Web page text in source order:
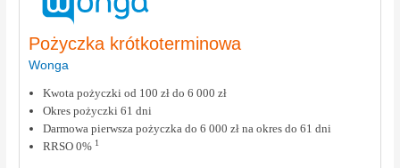
Pożyczka krótkoterminowa
Wonga
Kwota pożyczki od 100 zł do 6 000 zł
Okres pożyczki 61 dni
Darmowa pierwsza pożyczka do 6 000 zł na okres do 61 dni
RRSO 0% 1